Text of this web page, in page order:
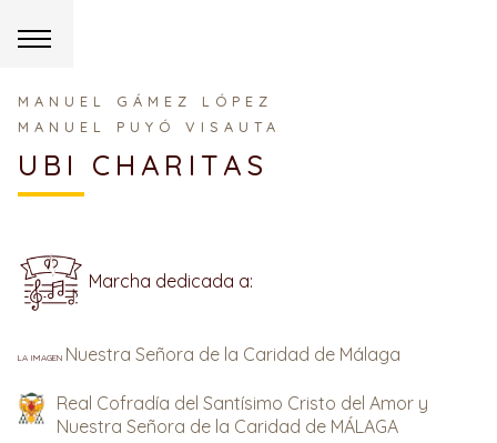
MANUEL GÁMEZ LÓPEZ
MANUEL PUYÓ VISAUTA
UBI CHARITAS
Marcha dedicada a:
la imagen Nuestra Señora de la Caridad de Málaga
Real Cofradía del Santísimo Cristo del Amor y
Nuestra Señora de la Caridad de MÁLAGA